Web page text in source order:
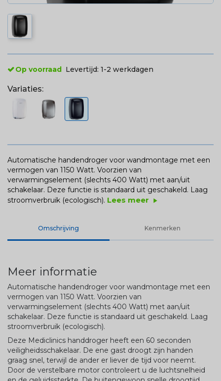
Op voorraad Levertijd: 1-2 werkdagen
Variaties:
Automatische handendroger voor wandmontage met een
vermogen van 1150 Watt. Voorzien van
verwarmingselement (slechts 400 Watt) met aan/uit
schakelaar. Deze functie is standaard uit geschakeld. Laag
stroomverbruik (ecologisch). Lees meer play_arrow
Omschrijving Kenmerken
Meer informatie
Automatische handendroger voor wandmontage met een
vermogen van 1150 Watt. Voorzien van
verwarmingselement (slechts 400 Watt) met aan/uit
schakelaar. Deze functie is standaard uit geschakeld. Laag
stroomverbruik (ecologisch).
Deze Mediclinics handdroger heeft een 60 seconden
veiligheidsschakelaar. De ene gast droogt zijn handen
graag snel, terwijl de ander er liever de tijd voor neemt.
Door de verstelbare motor controleert u de luchtsnelheid